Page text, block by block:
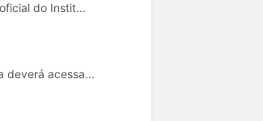
do Instit...
deverá acessa...